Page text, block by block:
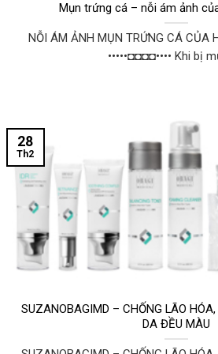
Mụn trứng cá – nỗi ám ảnh
NỖI ÁM ẢNH MỤN TRỨNG CÁ CỦA
•••••◘◘◘◘•••• Khi bị
SUZANOBAGIMD – CHỐNG LÃO
DA ĐỀU MÀU
28
Th2